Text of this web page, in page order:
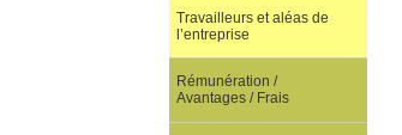
Travailleurs et aléas de
l’entreprise
Rémunération /
Avantages / Frais